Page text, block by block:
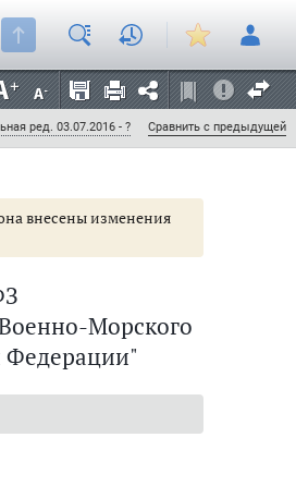
ред. 03.07.2016 - ? Сравнить с предыдущей
внесены изменения
Морского
Федерации"